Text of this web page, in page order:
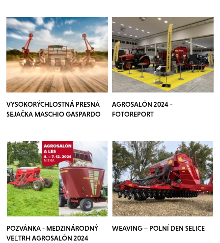
VYSOKORÝCHLOSTNÁ PRESNÁ
SEJAČKA MASCHIO GASPARDO
AGROSALÓN 2024 -
FOTOREPORT
POZVÁNKA - MEDZINÁRODNÝ
VEĽTRH AGROSALÓN 2024
WEAVING – POLNÍ DEN SELICE